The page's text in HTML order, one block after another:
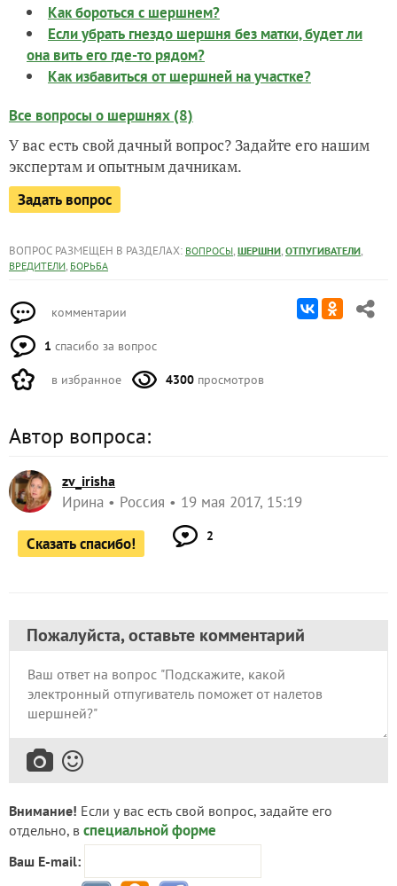
Как бороться с шершнем?
Если убрать гнездо шершня без матки, будет ли
она вить его где-то рядом?
Как избавиться от шершней на участке?
Все вопросы о шершнях (8)
У вас есть свой дачный вопрос? Задайте его нашим
экспертам и опытным дачникам.
Задать вопрос
ВОПРОС РАЗМЕЩЕН В РАЗДЕЛАХ: ВОПРОСЫ, ШЕРШНИ, ОТПУГИВАТЕЛИ,
ВРЕДИТЕЛИ, БОРЬБА
комментарии
1 спасибо за вопрос
в избранное 4300 просмотров
Автор вопроса:
zv_irisha
Ирина Россия 19 мая 2017, 15:19
Сказать спасибо! 2
Пожалуйста, оставьте комментарий
Внимание! Если у вас есть свой вопрос, задайте его
отдельно, в специальной форме
Ваш E-mail: